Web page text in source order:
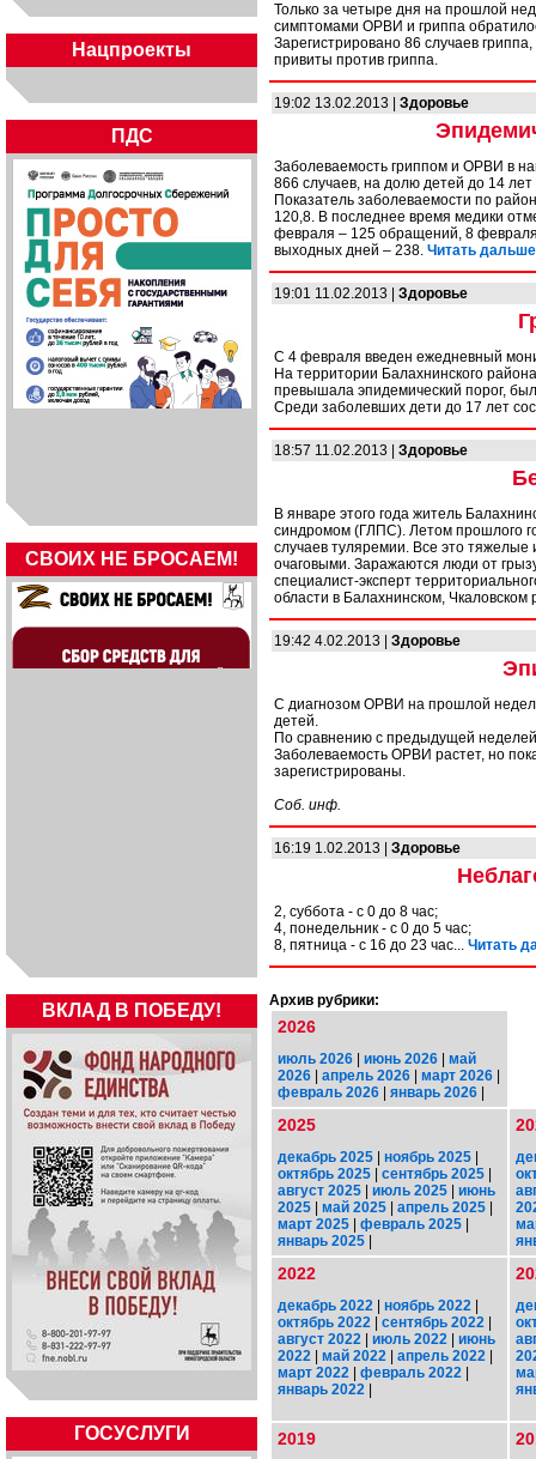
Нацпроекты
ПДС
СВОИХ НЕ БРОСАЕМ!
ВКЛАД В ПОБЕДУ!
ГОСУСЛУГИ
Только за четыре дня на прошлой
симптомами ОРВИ и гриппа
Зарегистрировано 86 случаев
привиты против гриппа.
19:02 13.02.2013 | Здоровье
Заболеваемость гриппом и ОРВИ в
866 случаев, на долю детей до 14
Показатель заболеваемости по
120,8. В последнее время медики
февраля – 125 обращений, 8
выходных дней – 238. Читать
19:01 11.02.2013 | Здоровье
С 4 февраля введен ежедневный
На территории Балахнинского
превышала эпидемический порог,
Среди заболевших дети до 17 лет
18:57 11.02.2013 | Здоровье
В январе этого года житель
синдромом (ГЛПС). Летом прошлого
случаев туляремии. Все это
очаговыми. Заражаются люди от
специалист-эксперт
области в Балахнинском,
19:42 4.02.2013 | Здоровье
С диагнозом ОРВИ на прошлой
детей.
По сравнению с предыдущей
Заболеваемость ОРВИ растет, но
зарегистрированы.
Соб. инф.
16:19 1.02.2013 | Здоровье
2, суббота - с 0 до 8 час;
4, понедельник - с 0 до 5 час;
8, пятница - с 16 до 23 час... Читать
Архив рубрики:
2026
июль 2026 | июнь 2026 | май
2026 | апрель 2026 | март 2026 |
февраль 2026 | январь 2026 |
2025
декабрь 2025 | ноябрь 2025 |
октябрь 2025 | сентябрь 2025 |
август 2025 | июль 2025 | июнь
2025 | май 2025 | апрель 2025 |
март 2025 | февраль 2025 |
январь 2025 |
2022
декабрь 2022 | ноябрь 2022 |
октябрь 2022 | сентябрь 2022 |
август 2022 | июль 2022 | июнь
2022 | май 2022 | апрель 2022 |
март 2022 | февраль 2022 |
январь 2022 |
2019